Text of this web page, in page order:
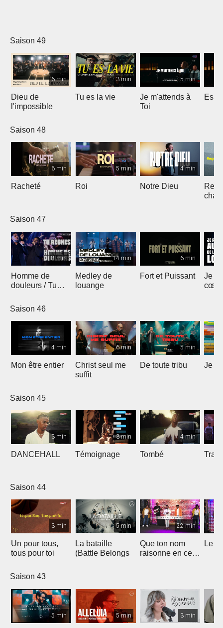
Saison 49
6 min
Dieu de
l'impossible
3 min
Tu es la vie
5 min
Je m'attends à
Toi
Saison 48
6 min
Racheté
5 min
Roi
4 min
Notre Dieu
chant
Saison 47
8 min
Homme de
douleurs / Tu
14 min
Medley de
louange
6 min
Fort et Puissant
Je
cœur
Saison 46
4 min
Mon être entier
6 min
Christ seul me
suffit
5 min
De toute tribu Je
Saison 45
3 min
DANCEHALL
3 min
Témoignage
4 min
Tombé
Saison 44
3 min
Un pour tous,
tous pour toi
5 min
La bataille
(Battle Belongs
22 min
Que ton nom
raisonne en ce
Le
Saison 43
5 min 5 min 3 min